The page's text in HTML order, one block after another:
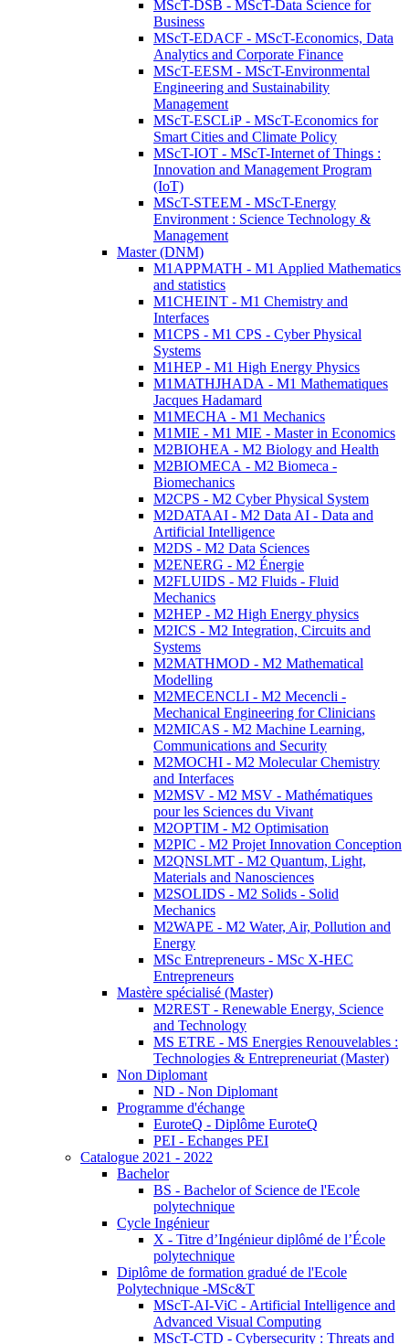
MScT-DSB - MScT-Data Science for
Business
MScT-EDACF - MScT-Economics, Data
Analytics and Corporate Finance
MScT-EESM - MScT-Environmental
Engineering and Sustainability
Management
MScT-ESCLiP - MScT-Economics for
Smart Cities and Climate Policy
MScT-IOT - MScT-Internet of Things :
Innovation and Management Program
(IoT)
MScT-STEEM - MScT-Energy
Environment : Science Technology &
Management
Master (DNM)
M1APPMATH - M1 Applied Mathematics
and statistics
M1CHEINT - M1 Chemistry and
Interfaces
M1CPS - M1 CPS - Cyber Physical
Systems
M1HEP - M1 High Energy Physics
M1MATHJHADA - M1 Mathematiques
Jacques Hadamard
M1MECHA - M1 Mechanics
M1MIE - M1 MIE - Master in Economics
M2BIOHEA - M2 Biology and Health
M2BIOMECA - M2 Biomeca -
Biomechanics
M2CPS - M2 Cyber Physical System
M2DATAAI - M2 Data AI - Data and
Artificial Intelligence
M2DS - M2 Data Sciences
M2ENERG - M2 Énergie
M2FLUIDS - M2 Fluids - Fluid
Mechanics
M2HEP - M2 High Energy physics
M2ICS - M2 Integration, Circuits and
Systems
M2MATHMOD - M2 Mathematical
Modelling
M2MECENCLI - M2 Mecencli -
Mechanical Engineering for Clinicians
M2MICAS - M2 Machine Learning,
Communications and Security
M2MOCHI - M2 Molecular Chemistry
and Interfaces
M2MSV - M2 MSV - Mathématiques
pour les Sciences du Vivant
M2OPTIM - M2 Optimisation
M2PIC - M2 Projet Innovation Conception
M2QNSLMT - M2 Quantum, Light,
Materials and Nanosciences
M2SOLIDS - M2 Solids - Solid
Mechanics
M2WAPE - M2 Water, Air, Pollution and
Energy
MSc Entrepreneurs - MSc X-HEC
Entrepreneurs
Mastère spécialisé (Master)
M2REST - Renewable Energy, Science
and Technology
MS ETRE - MS Energies Renouvelables :
Technologies & Entrepreneuriat (Master)
Non Diplomant
ND - Non Diplomant
Programme d'échange
EuroteQ - Diplôme EuroteQ
PEI - Echanges PEI
Catalogue 2021 - 2022
Bachelor
BS - Bachelor of Science de l'Ecole
polytechnique
Cycle Ingénieur
X - Titre d’Ingénieur diplômé de l’École
polytechnique
Diplôme de formation gradué de l'Ecole
Polytechnique -MSc&T
MScT-AI-ViC - Artificial Intelligence and
Advanced Visual Computing
MScT-CTD - Cybersecurity : Threats and